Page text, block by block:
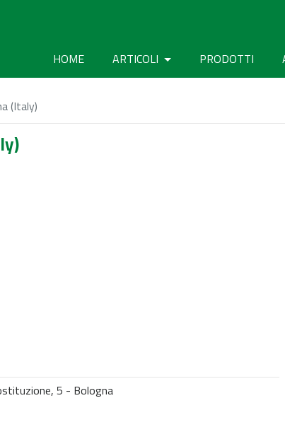
HOME ARTICOLI PRODOTTI
(Italy)
5 - Bologna